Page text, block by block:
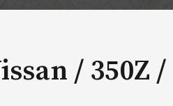
/ 350Z /